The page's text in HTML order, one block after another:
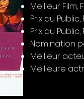
Meilleur
Prix du
Prix du
Nomination
Meilleur
Meilleure